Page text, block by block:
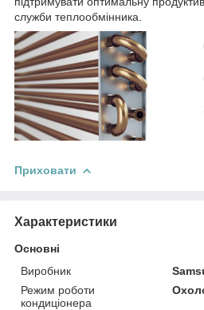
служби теплообмінника.
Приховати
Характеристики
Основні
Виробник
Режим роботи
кондиціонера